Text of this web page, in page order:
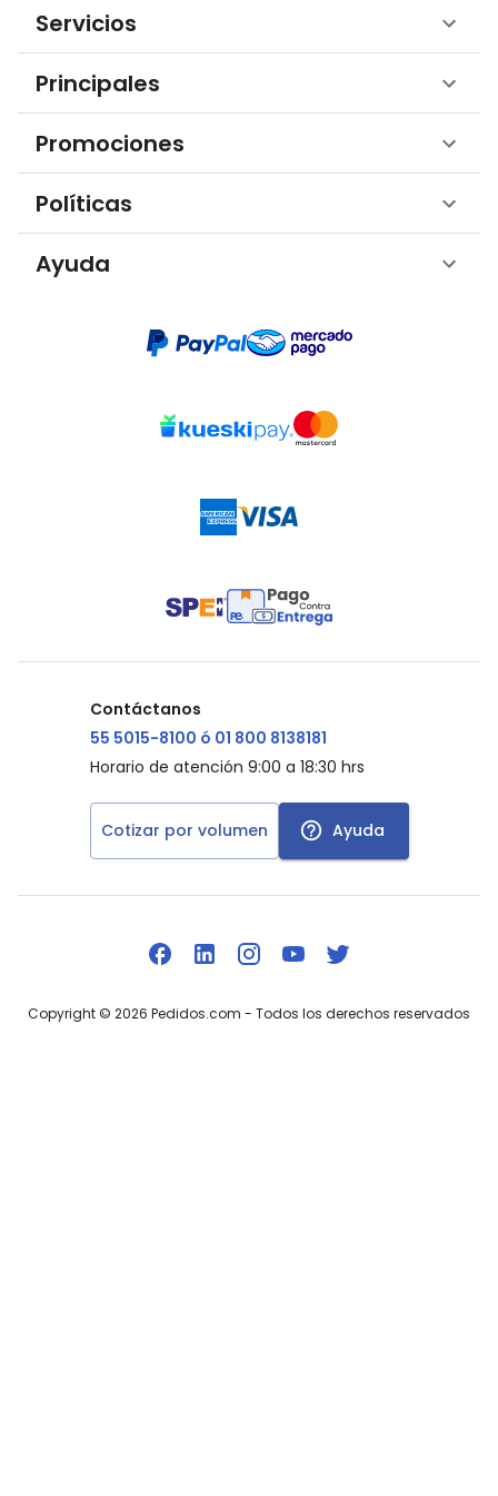
Servicios
Principales
Promociones
Políticas
Ayuda
Contáctanos
55 5015-8100 ó 01 800 8138181
Horario de atención 9:00 a 18:30 hrs
Cotizar por volumen Ayuda
Copyright © 2026 Pedidos.com - Todos los derechos reservados